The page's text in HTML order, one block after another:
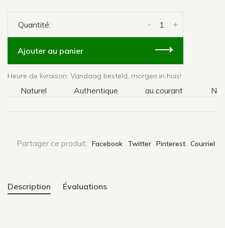
Quantité: +
-
Ajouter au panier
Heure de livraison: Vandaag besteld, morgen in huis!
Naturel Authentique au courant
Partager ce produit: Facebook Twitter Pinterest Courriel
Description Évaluations